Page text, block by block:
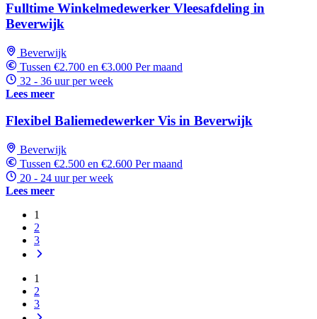
Fulltime Winkelmedewerker Vleesafdeling in
Beverwijk
Beverwijk
Tussen €2.700 en €3.000 Per maand
32 - 36 uur per week
Lees meer
Flexibel Baliemedewerker Vis in Beverwijk
Beverwijk
Tussen €2.500 en €2.600 Per maand
20 - 24 uur per week
Lees meer
1
2
3
1
2
3